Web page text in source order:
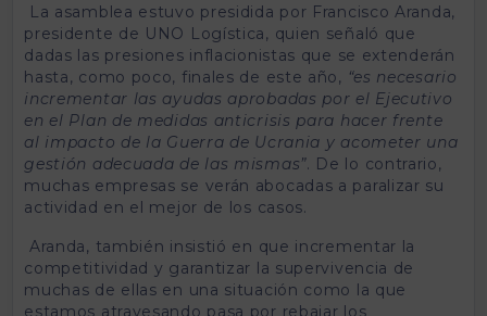
La asamblea estuvo presidida por Francisco Aranda,
presidente de UNO Logística, quien señaló que
dadas las presiones inflacionistas que se extenderán
hasta, como poco, finales de este año, “es necesario
incrementar las ayudas aprobadas por el Ejecutivo
en el Plan de medidas anticrisis para hacer frente
al impacto de la Guerra de Ucrania y acometer una
gestión adecuada de las mismas”. De lo contrario,
muchas empresas se verán abocadas a paralizar su
actividad en el mejor de los casos.
Aranda, también insistió en que incrementar la
competitividad y garantizar la supervivencia de
muchas de ellas en una situación como la que
estamos atravesando pasa por rebajar los